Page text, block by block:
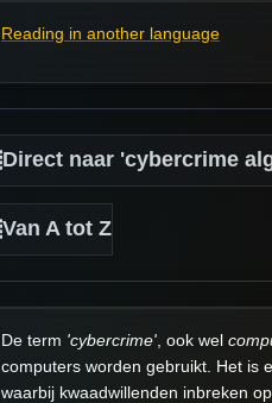
Reading in another language
Direct naar 'cybercrime
Van A tot Z
De term 'cybercrime' , ook wel
computers worden gebruikt. Het is
waarbij kwaadwillenden inbreken